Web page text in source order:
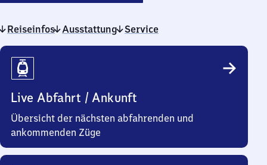
Reiseinfos Ausstattung Service
Reiseinfos
Live Abfahrt / Ankunft
Übersicht der nächsten abfahrenden und
ankommenden Züge